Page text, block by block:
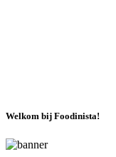
Welkom bij Foodinista!